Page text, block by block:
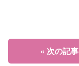
« 次の記事